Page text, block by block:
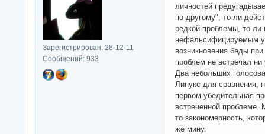
Зарегистрирован: 28-12-11
Сообщений: 933
личностей
по-другому", то ли
редкой проблемы, то ли
нефальсифицируемым
возникновения беды
проблем не встречал
Два небольших
Линукс для сравнения,
первом убедительная
встреченной проблеме.
то закономерность,
же мину.